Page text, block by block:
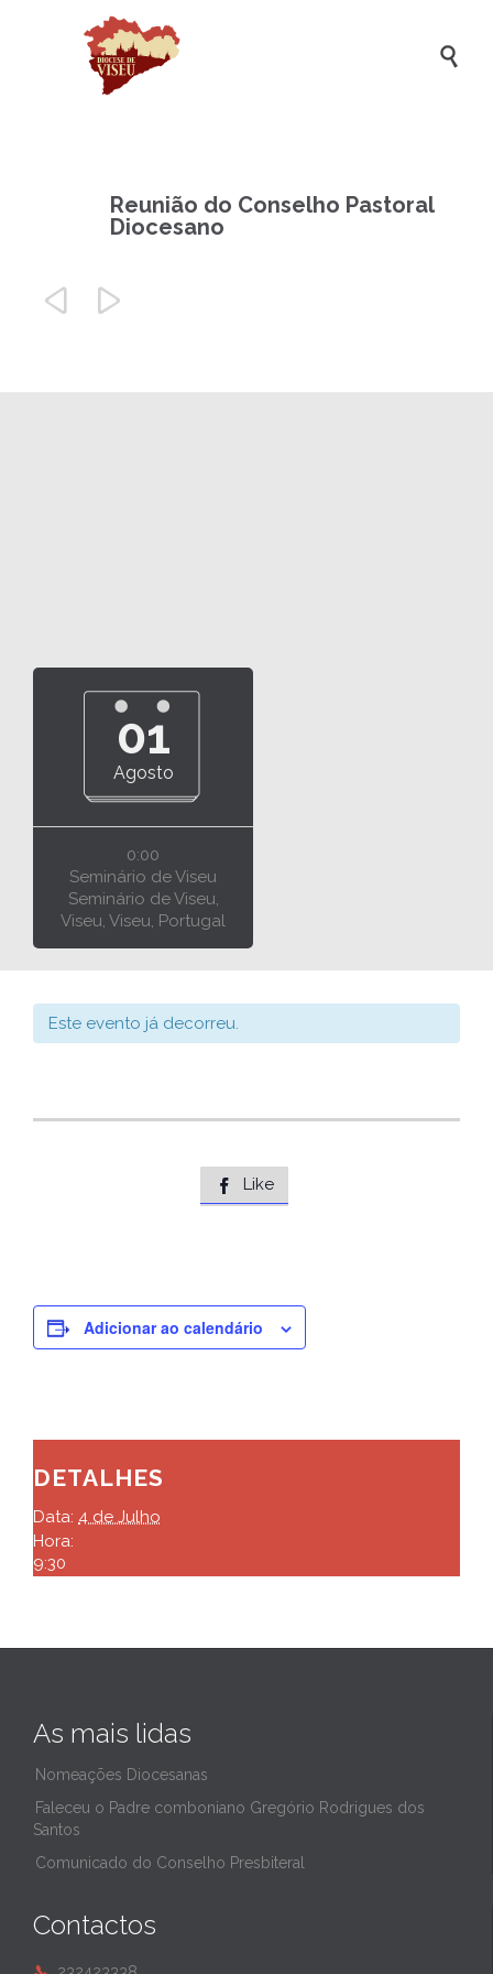

Reunião do Conselho Pastoral
Diocesano
 
01
Agosto
0:00
Seminário de Viseu
Seminário de Viseu,
Viseu, Viseu, Portugal
Este evento já decorreu.
 Like
Adicionar ao calendário
DETALHES
Data: 4 de Julho
Hora:
9:30
As mais lidas
Nomeações Diocesanas
Faleceu o Padre comboniano Gregório Rodrigues dos
Santos
Comunicado do Conselho Presbiteral
Contactos